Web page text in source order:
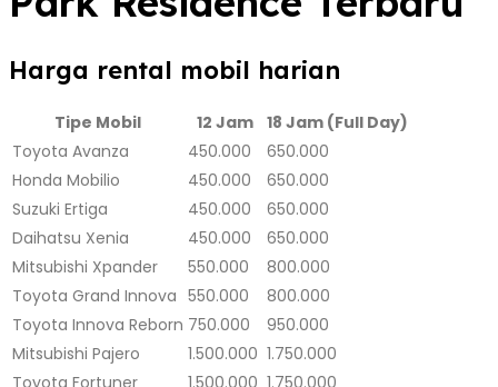
Harga rental mobil harian
Tipe Mobil 12 Jam 18 Jam (Full Day)
Toyota Avanza
450.000
650.000
Honda Mobilio
450.000
650.000
Suzuki Ertiga
450.000
650.000
Daihatsu Xenia
450.000
650.000
Mitsubishi Xpander
550.000
800.000
Toyota Grand Innova 550.000
800.000
Toyota Innova Reborn 750.000
950.000
Mitsubishi Pajero
1.500.000 1.750.000
Toyota Fortuner
1.500.000 1.750.000